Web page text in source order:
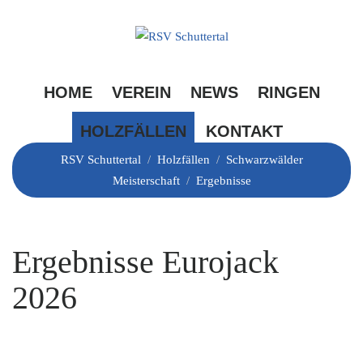
HOME VEREIN NEWS RINGEN
HOLZFÄLLEN KONTAKT
RSV Schuttertal / Holzfällen / Schwarzwälder
Meisterschaft / Ergebnisse
Ergebnisse Eurojack
2026